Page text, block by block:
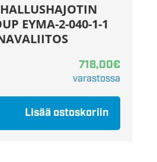
EYMA-2-040-1-1
718,00€
varastossa
Lisää ostoskoriin